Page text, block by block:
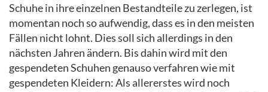
Schuhe in ihre einzelnen Bestandteile zu zerlegen, ist
momentan noch so aufwendig, dass es in den meisten
Fällen nicht lohnt. Dies soll sich allerdings in den
nächsten Jahren ändern. Bis dahin wird mit den
gespendeten Schuhen genauso verfahren wie mit
gespendeten Kleidern: Als allererstes wird noch